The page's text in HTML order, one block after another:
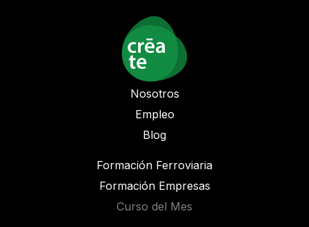
Nosotros
Empleo
Blog
Formación Ferroviaria
Formación Empresas
Curso del Mes